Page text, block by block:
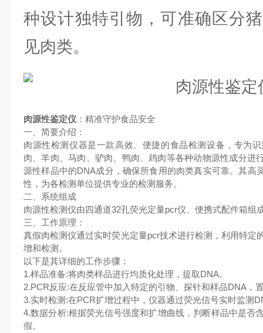
种设计独特引物，可准确区分
见肉类。
肉源性鉴定仪 ：精准守护食品安全
一、简要介绍：
肉源性检测仪器是一款高效、便捷的食品检测设备，专为
肉、羊肉、马肉、驴肉、鸭肉、鸡肉等各种动物源性成分进
源性样品中的DNA成分，确保所食用的肉类真实可靠。其高
性，为各检测单位提供专业的检测服务。
二、系统组成
肉源性检测仪由四通道32孔荧光定量pcr仪、便携式配件箱组
三、工作原理：
真假肉检测仪通过实时荧光定量pcr技术进行检测，利用特定
增和检测。
以下是其详细的工作步骤：
1.样品准备:将肉类样品进行均质化处理，提取DNA。
2.PCR反应:在反应管中加入特定的引物、探针和样品DNA，
3.实时检测:在PCR扩增过程中，仪器通过荧光信号实时监测
4.数据分析:根据荧光信号强度和扩增曲线，判断样品中是否
假。